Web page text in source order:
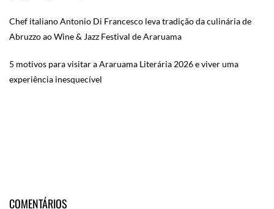
Chef italiano Antonio Di Francesco leva tradição da culinária de
Abruzzo ao Wine & Jazz Festival de Araruama
5 motivos para visitar a Araruama Literária 2026 e viver uma
experiência inesquecível
COMENTÁRIOS